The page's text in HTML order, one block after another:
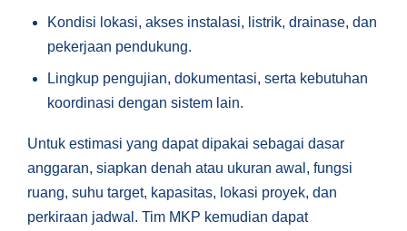
Kondisi lokasi, akses instalasi, listrik, drainase, dan
pekerjaan pendukung.
Lingkup pengujian, dokumentasi, serta kebutuhan
koordinasi dengan sistem lain.
Untuk estimasi yang dapat dipakai sebagai dasar
anggaran, siapkan denah atau ukuran awal, fungsi
ruang, suhu target, kapasitas, lokasi proyek, dan
perkiraan jadwal. Tim MKP kemudian dapat